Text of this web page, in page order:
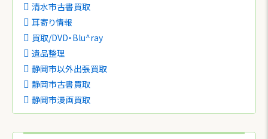
清水市古書買取
耳寄り情報
買取/DVD・Blu^ray
遺品整理
静岡市以外出張買取
静岡市古書買取
静岡市漫画買取